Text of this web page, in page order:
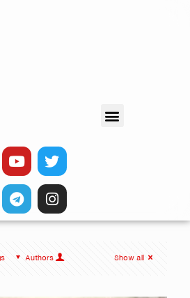
Authors Show all